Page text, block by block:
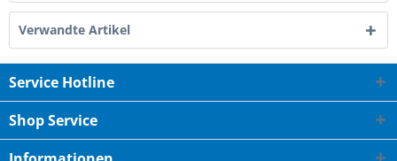
Verwandte Artikel
Service Hotline
Shop Service